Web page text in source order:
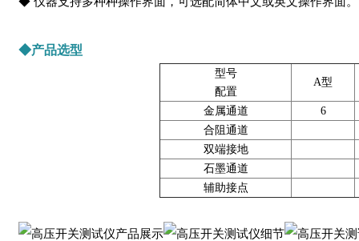
◆产品选型
型号
配置
A型
金属通道
6
合阻通道
双端接地
石墨通道
辅助接点